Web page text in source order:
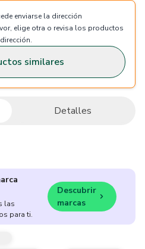
enviarse la dirección
elige otra o revisa los productos
similares
Detalles
las
para ti.
Descubrir
marcas